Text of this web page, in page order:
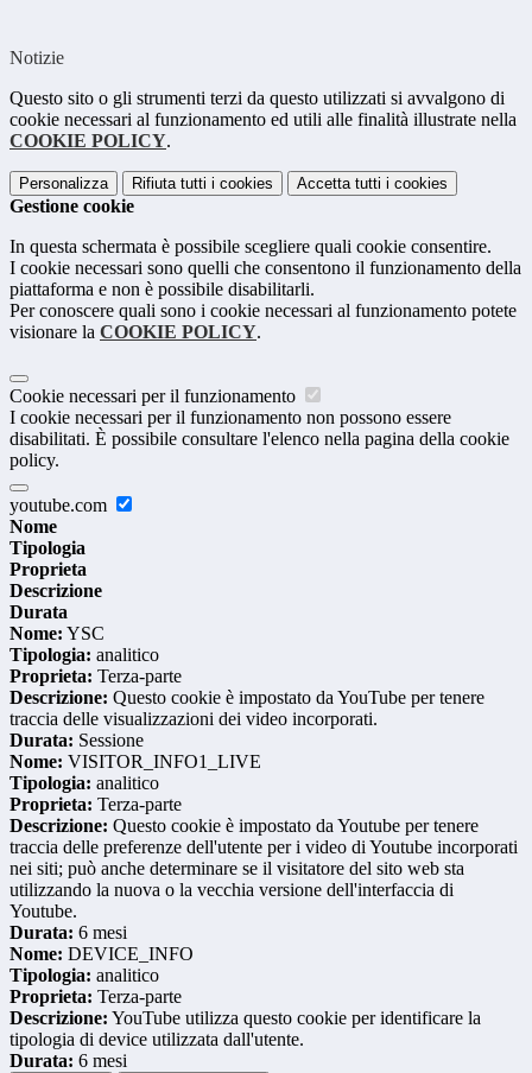
Notizie
Questo sito o gli strumenti terzi da questo utilizzati si avvalgono di
cookie necessari al funzionamento ed utili alle finalità illustrate nella
COOKIE POLICY.
Personalizza Rifiuta tutti i cookies Accetta tutti i cookies
Gestione cookie
In questa schermata è possibile scegliere quali cookie consentire.
I cookie necessari sono quelli che consentono il funzionamento della
piattaforma e non è possibile disabilitarli.
Per conoscere quali sono i cookie necessari al funzionamento potete
visionare la COOKIE POLICY.
Cookie necessari per il funzionamento
I cookie necessari per il funzionamento non possono essere
disabilitati. È possibile consultare l'elenco nella pagina della cookie
policy.
youtube.com
Nome
Tipologia
Proprieta
Descrizione
Durata
Nome: YSC
Tipologia: analitico
Proprieta: Terza-parte
Descrizione: Questo cookie è impostato da YouTube per tenere
traccia delle visualizzazioni dei video incorporati.
Durata: Sessione
Nome: VISITOR_INFO1_LIVE
Tipologia: analitico
Proprieta: Terza-parte
Descrizione: Questo cookie è impostato da Youtube per tenere
traccia delle preferenze dell'utente per i video di Youtube incorporati
nei siti; può anche determinare se il visitatore del sito web sta
utilizzando la nuova o la vecchia versione dell'interfaccia di
Youtube.
Durata: 6 mesi
Nome: DEVICE_INFO
Tipologia: analitico
Proprieta: Terza-parte
Descrizione: YouTube utilizza questo cookie per identificare la
tipologia di device utilizzata dall'utente.
Durata: 6 mesi